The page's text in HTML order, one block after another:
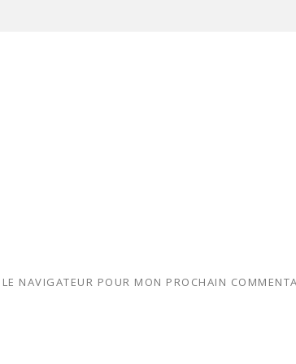
NAVIGATEUR POUR MON PROCHAIN